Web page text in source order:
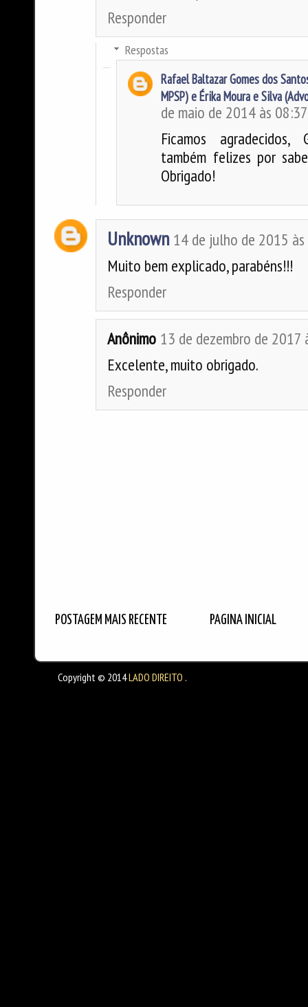
Responder
Respostas
Rafael Baltazar Gomes dos
MPSP) e Érika Moura e Silva
de maio de 2014 às 08:37
Ficamos
também felizes por
Obrigado!
Unknown 14 de julho de 2015
Muito bem explicado, parabéns!!!
Responder
Anônimo 13 de dezembro de 2017
Excelente, muito obrigado.
Responder
POSTAGEM MAIS RECENTE PÁGINA INICIAL
Copyright © 2014LADO DIREITO .